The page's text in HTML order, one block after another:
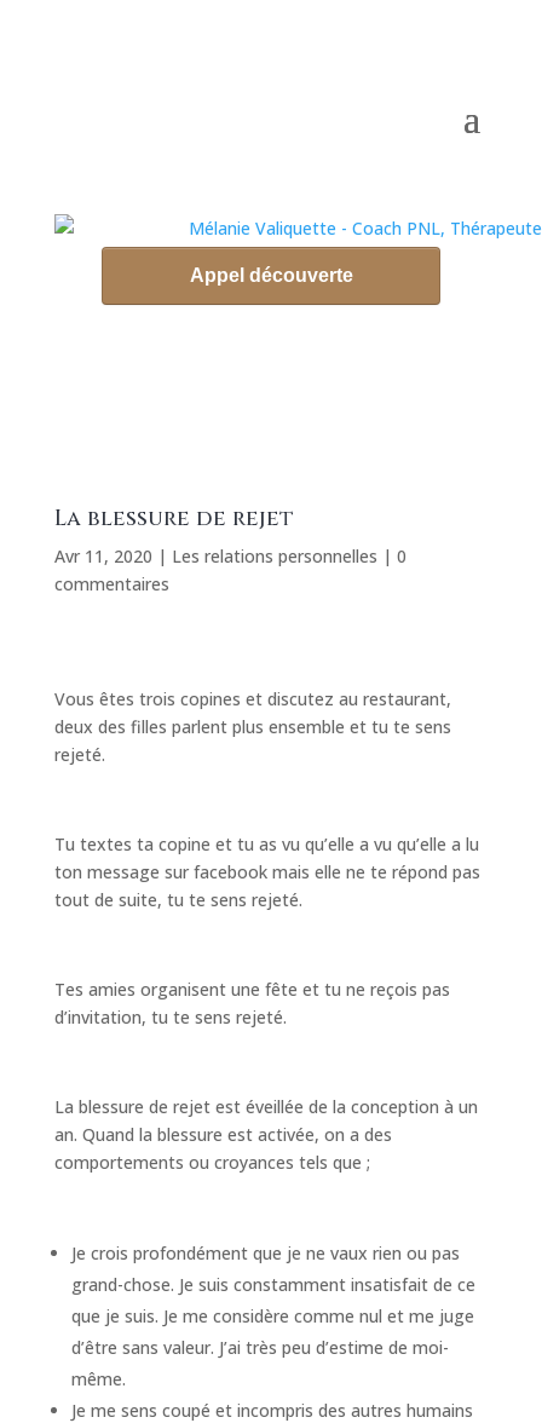
La blessure de rejet
Avr 11, 2020 | Les relations personnelles | 0
commentaires
Vous êtes trois copines et discutez au restaurant,
deux des filles parlent plus ensemble et tu te sens
rejeté.
Tu textes ta copine et tu as vu qu’elle a vu qu’elle a lu
ton message sur facebook mais elle ne te répond pas
tout de suite, tu te sens rejeté.
Tes amies organisent une fête et tu ne reçois pas
d’invitation, tu te sens rejeté.
La blessure de rejet est éveillée de la conception à un
an. Quand la blessure est activée, on a des
comportements ou croyances tels que ;
Je crois profondément que je ne vaux rien ou pas
grand-chose. Je suis constamment insatisfait de ce
que je suis. Je me considère comme nul et me juge
d’être sans valeur. J’ai très peu d’estime de moi-
même.
Je me sens coupé et incompris des autres humains